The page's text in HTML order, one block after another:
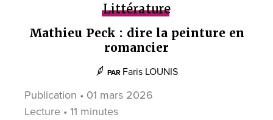
Littérature
Mathieu Peck : dire la peinture en
romancier
PAR Faris LOUNIS
Publication • 01 mars 2026
Lecture • 11 minutes